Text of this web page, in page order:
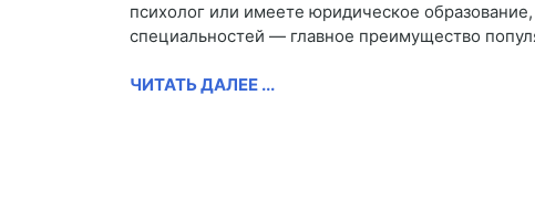
психолог или имеете юридическое
специальностей — главное преимущество
ЧИТАТЬ ДАЛЕЕ ...